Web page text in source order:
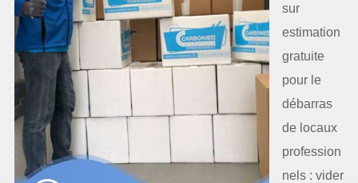
sur
estimation
gratuite
pour le
débarras
de locaux
profession
nels : vider